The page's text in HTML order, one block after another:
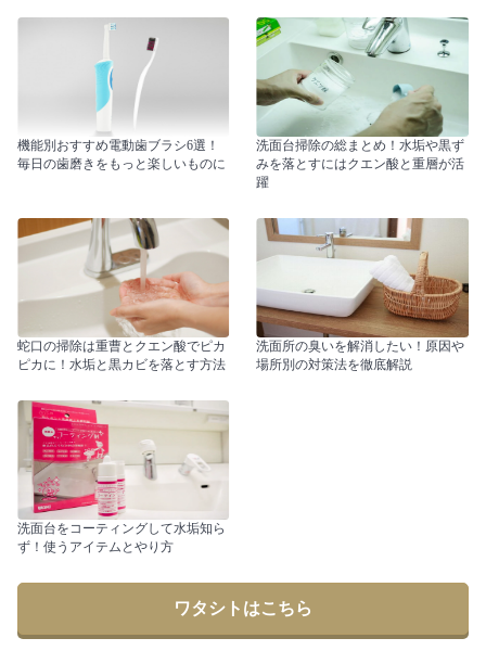
機能別おすすめ電動歯ブラシ6選！
毎日の歯磨きをもっと楽しいものに
洗面台掃除の総まとめ！水垢や黒ず
みを落とすにはクエン酸と重層が活
躍
蛇口の掃除は重曹とクエン酸でピカ
ピカに！水垢と黒カビを落とす方法
洗面所の臭いを解消したい！原因や
場所別の対策法を徹底解説
洗面台をコーティングして水垢知ら
ず！使うアイテムとやり方
ワタシトはこちら